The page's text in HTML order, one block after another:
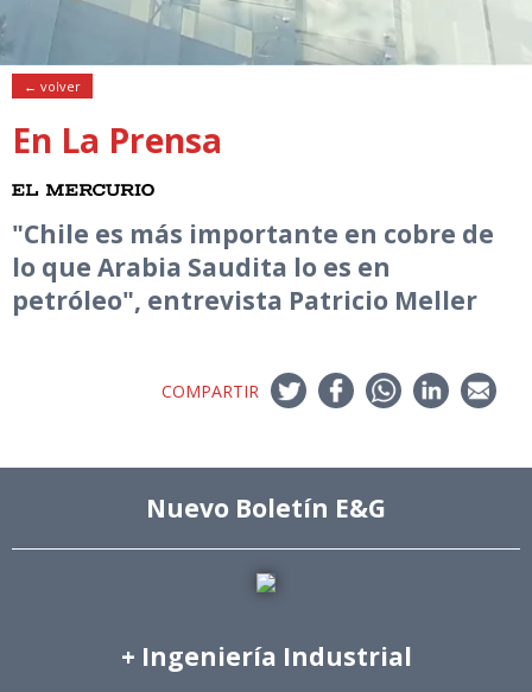
← volver
En La Prensa
"Chile es más importante en cobre de
lo que Arabia Saudita lo es en
petróleo", entrevista Patricio Meller
COMPARTIR
Nuevo Boletín E&G
+ Ingeniería Industrial